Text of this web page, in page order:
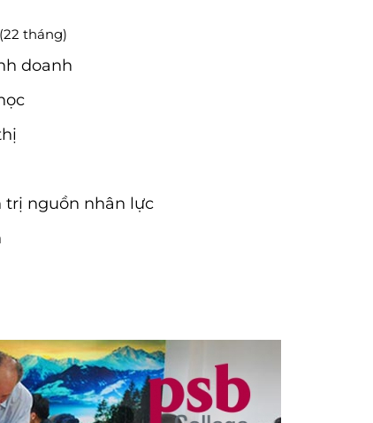
tháng)
doanh
trị nguồn nhân lực